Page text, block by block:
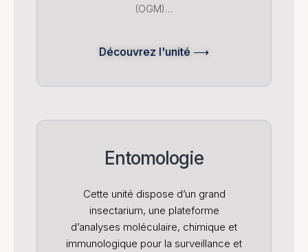
(OGM)…
Découvrez l'unité ⟶
Entomologie
Cette unité dispose d’un grand
insectarium, une plateforme
d’analyses moléculaire, chimique et
immunologique pour la surveillance et